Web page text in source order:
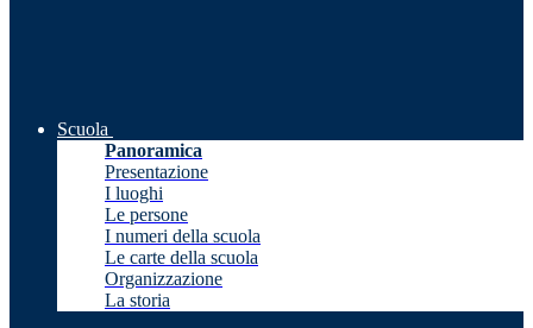
Scuola
Panoramica
Presentazione
I luoghi
Le persone
I numeri della scuola
Le carte della scuola
Organizzazione
La storia